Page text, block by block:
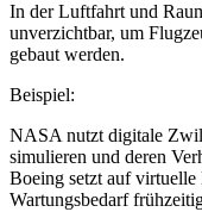
In der Luftfahrt und
unverzichtbar, um
gebaut werden.
Beispiel:
NASA nutzt digitale
simulieren und deren
Boeing setzt auf
Wartungsbedarf